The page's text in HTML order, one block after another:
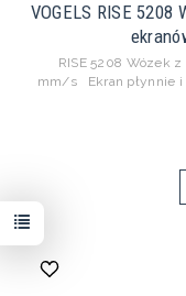
VOGELS RISE
RISE 5208 Wózek z
mm/s Ekran płynnie i